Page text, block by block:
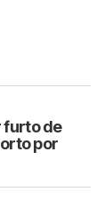
furto de
por